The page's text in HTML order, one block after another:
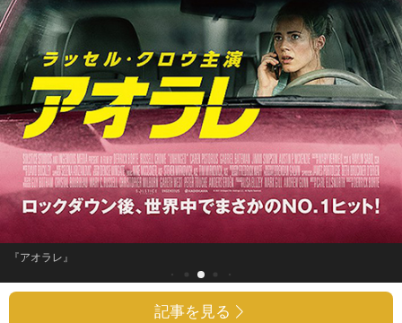
『アオラレ』
記事を見る